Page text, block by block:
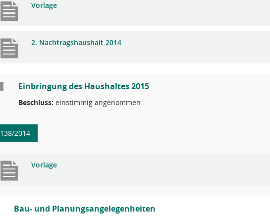
Vorlage
2. Nachtragshaushalt 2014
Einbringung des Haushaltes 2015
Beschluss: einstimmig angenommen
138/2014
Vorlage
Bau- und Planungsangelegenheiten